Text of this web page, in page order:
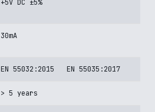
+5V DC ±5%
30mA
EN 55032:2015 EN 55035:2017
> 5 years